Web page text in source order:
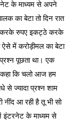
के माध्यम से अपने
का बेटा तो दिन रात
करके रुपए इकट्ठे करके
ऐसे में करोड़ीमल का बेटा
पूछता था। एक
कि चलो आज हम
से ज्यादा प्रश्न शाम
नींद आ रही है तू भी सो
इंटरनेट के माध्यम से